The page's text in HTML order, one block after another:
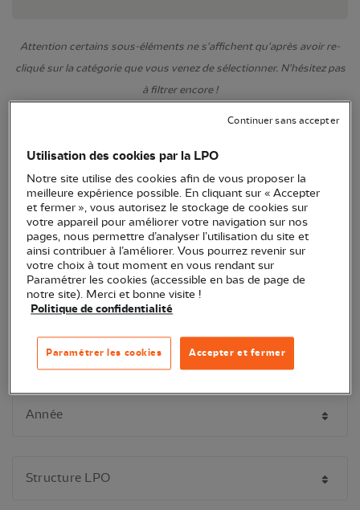
Attention certains sous-éléments ne s'affichent qu'après avoir re-
cliqué sur la catégorie que vous venez de sélectionner. N'hésitez pas
à filtrer encore !
Utilisation des cookies par la LPO
Notre site utilise des cookies afin de vous proposer la
meilleure expérience possible. En cliquant sur « Accepter
et fermer », vous autorisez le stockage de cookies sur
votre appareil pour améliorer votre navigation sur nos
pages, nous permettre d’analyser l’utilisation du site et
ainsi contribuer à l’améliorer. Vous pourrez revenir sur
votre choix à tout moment en vous rendant sur
Paramétrer les cookies (accessible en bas de page de
notre site). Merci et bonne visite !
Politique de confidentialité
Accepter et fermer
Paramétrer les cookies
Continuer sans accepter